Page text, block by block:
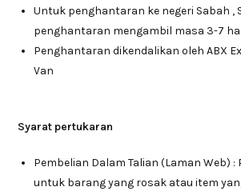
Untuk penghantaran ke negeri Sabah ,
penghantaran mengambil masa 3-7
Penghantaran dikendalikan oleh ABX
Van
Syarat pertukaran
Pembelian Dalam Talian (Laman Web)
untuk barang yang rosak atau item